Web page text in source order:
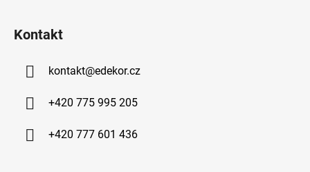
Kontakt
kontakt@edekor.cz
+420 775 995 205
+420 777 601 436